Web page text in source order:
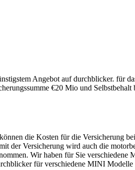
Angebot auf durchblicker. für
€20 Mio und Selbstbehalt
die Kosten für die Versicherung
der Versicherung wird auch die
Wir haben für Sie verschiedene
für verschiedene MINI Modelle